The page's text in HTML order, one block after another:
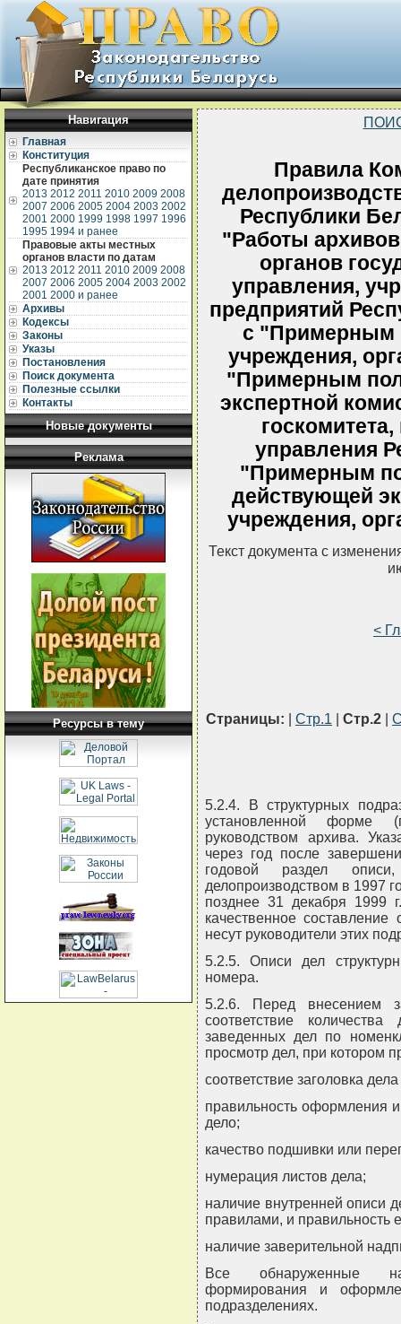
Навигация
Главная
Конституция
Республиканское право по
дате принятия
2013 2012 2011 2010 2009 2008
2007 2006 2005 2004 2003 2002
2001 2000 1999 1998 1997 1996
1995 1994 и ранее
Правовые акты местных
органов власти по датам
2013 2012 2011 2010 2009 2008
2007 2006 2005 2004 2003 2002
2001 2000 и ранее
Архивы
Кодексы
Законы
Указы
Постановления
Поиск документа
Полезные ссылки
Контакты
Новые документы
Реклама
Ресурсы в тему
Правила
Республики
"Работы
органов
управления,
предприятий
с "Примерным
учреждения,
"Примерным
экспертной
управления
"Примерным
действующей
учреждения,
Текст документа с
<
Страницы: Стр.1 Стр.2
5.2.4. В структурных
установленной форме
руководством архива.
через год после
годовой раздел
делопроизводством в 1997
позднее 31 декабря 1999
качественное составление
несут руководители этих
5.2.5. Описи дел
номера.
5.2.6. Перед внесением
соответствие
заведенных дел по
просмотр дел, при котором
соответствие заголовка
правильность оформления
дело;
качество подшивки или
нумерация листов дела;
наличие внутренней описи
правилами, и правильность
наличие заверительной
Все обнаруженные
формирования и
подразделениях.